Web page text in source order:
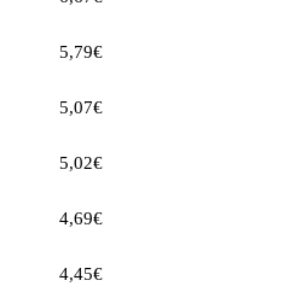
5,79€
5,07€
5,02€
4,69€
4,45€